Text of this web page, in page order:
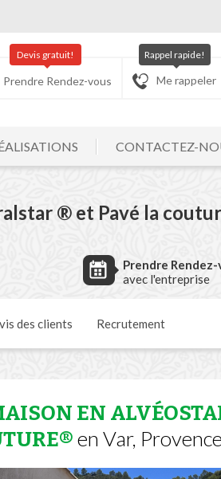
Prendre Rendez-vous
Devis gratuit!
Me rappeler
Rappel rapide!
CONTACTEZ-
® et Pavé la
Prendre Rendez-
avec l'entreprise
des clients Recrutement
EN
en Var,